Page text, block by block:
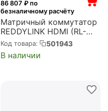
86 807 ₽ по
безналичному расчёту
Матричный коммутатор
REDDYLINK HDMI (RL-
MX88)
Код товара: 501943
В наличии